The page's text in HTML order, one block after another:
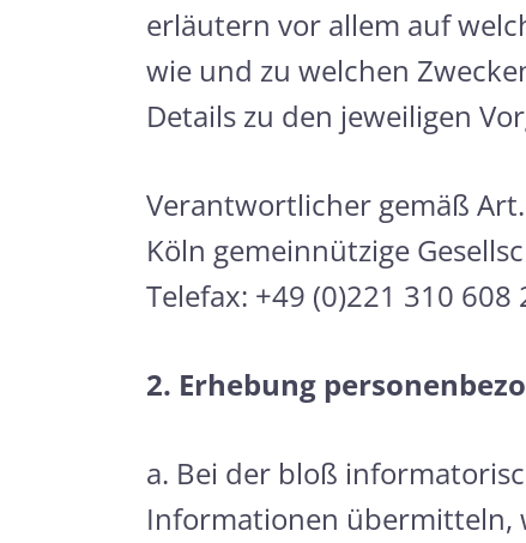
erläutern vor allem auf
wie und zu welchen
Details zu den jeweiligen
Verantwortlicher gemäß
Köln gemeinnützige
Telefax: +49 (0)221 310
2. Erhebung
a. Bei der bloß
Informationen übermitteln,